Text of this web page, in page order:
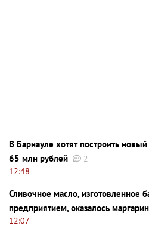
В Барнауле хотят построить
65 млн рублей
2
12:48
Сливочное масло, изготовленное
предприятием, оказалось
12:07